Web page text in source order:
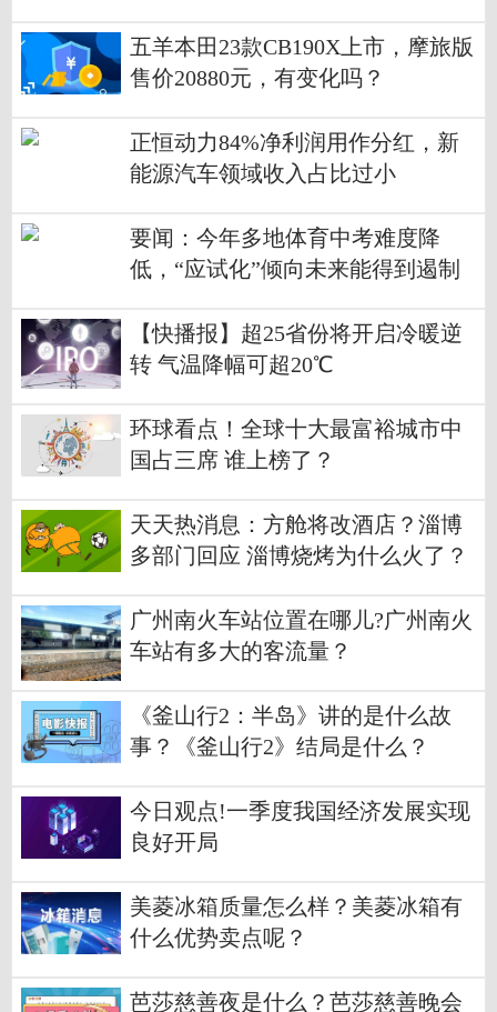
五羊本田23款CB190X上市，摩旅版
售价20880元，有变化吗？
正恒动力84%净利润用作分红，新
能源汽车领域收入占比过小
要闻：今年多地体育中考难度降
低，“应试化”倾向未来能得到遏制
【快播报】超25省份将开启冷暖逆
转 气温降幅可超20℃
环球看点！全球十大最富裕城市中
国占三席 谁上榜了？
天天热消息：方舱将改酒店？淄博
多部门回应 淄博烧烤为什么火了？
广州南火车站位置在哪儿?广州南火
车站有多大的客流量？
《釜山行2：半岛》讲的是什么故
事？《釜山行2》结局是什么？
今日观点!一季度我国经济发展实现
良好开局
美菱冰箱质量怎么样？美菱冰箱有
什么优势卖点呢？
芭莎慈善夜是什么？芭莎慈善晚会